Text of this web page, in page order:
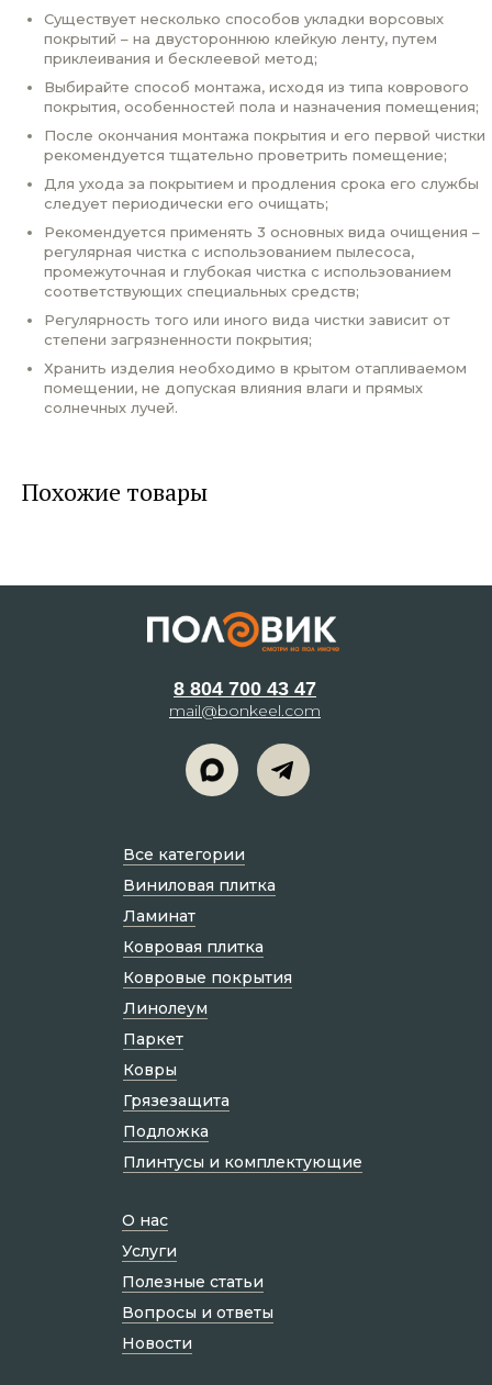
Существует несколько способов укладки ворсовых
покрытий – на двустороннюю клейкую ленту, путем
приклеивания и бесклеевой метод;
Выбирайте способ монтажа, исходя из типа коврового
покрытия, особенностей пола и назначения помещения;
После окончания монтажа покрытия и его первой чистки
рекомендуется тщательно проветрить помещение;
Для ухода за покрытием и продления срока его службы
следует периодически его очищать;
Рекомендуется применять 3 основных вида очищения –
регулярная чистка с использованием пылесоса,
промежуточная и глубокая чистка с использованием
соответствующих специальных средств;
Регулярность того или иного вида чистки зависит от
степени загрязненности покрытия;
Хранить изделия необходимо в крытом отапливаемом
помещении, не допуская влияния влаги и прямых
солнечных лучей.
Похожие товары
8 804 700 43 47
mail@bonkeel.com
О нас
Услуги
Полезные статьи
Вопросы и ответы
Новости
Все категории
Виниловая плитка
Ламинат
Ковровая плитка
Ковровые покрытия
Линолеум
Паркет
Ковры
Грязезащита
Подложка
Плинтусы и комплектующие